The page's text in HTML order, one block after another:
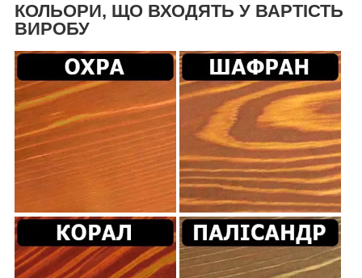
КОЛЬОРИ, ЩО ВХОДЯТЬ У ВАРТІСТЬ
ВИРОБУ